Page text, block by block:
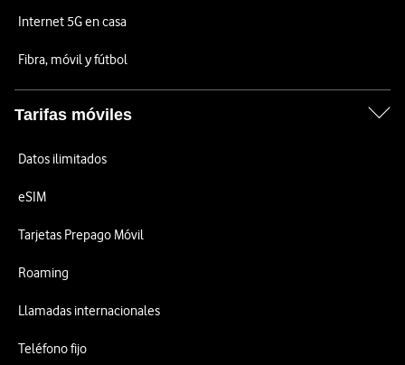
Internet 5G en casa
Fibra, móvil y fútbol
Tarifas móviles
Datos ilimitados
eSIM
Tarjetas Prepago Móvil
Roaming
Llamadas internacionales
Teléfono fijo